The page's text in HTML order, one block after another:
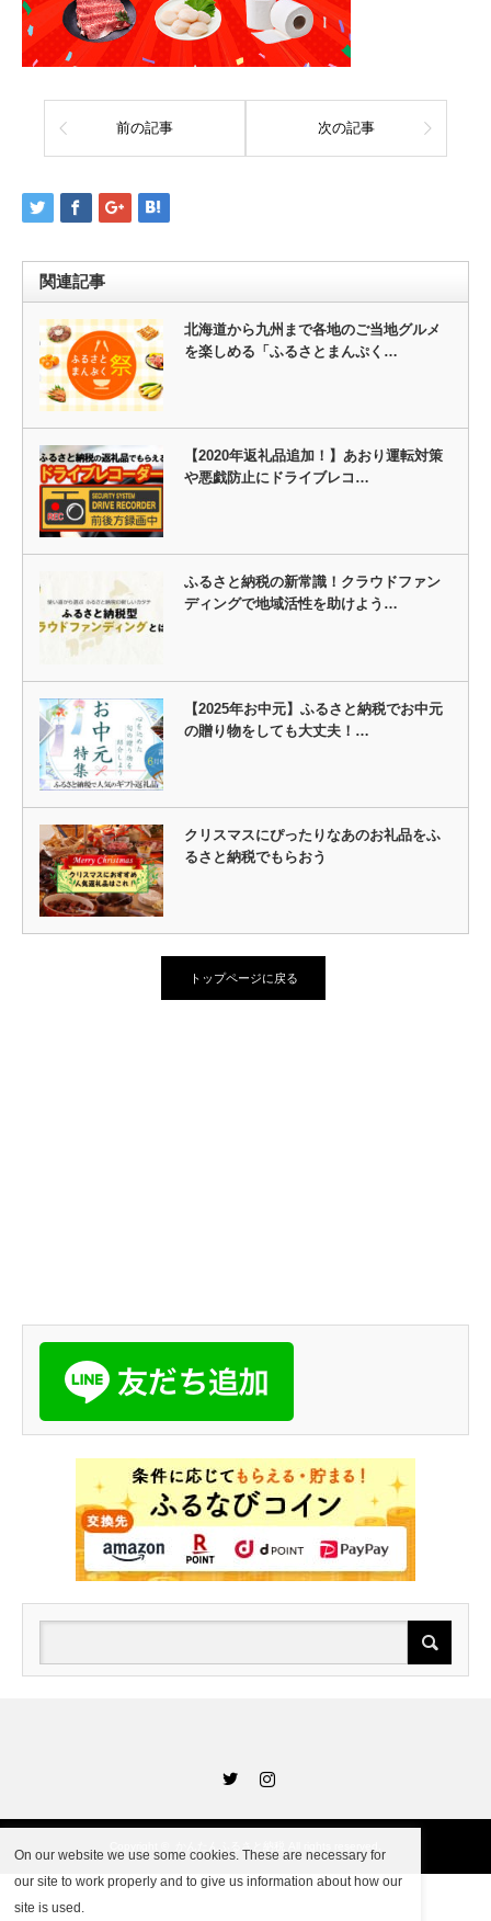
前の記事 次の記事
関連記事
北海道から九州まで各地のご当地グルメ
を楽しめる「ふるさとまんぷく…
【2020年返礼品追加！】あおり運転対策
や悪戯防止にドライブレコ…
ふるさと納税の新常識！クラウドファン
ディングで地域活性を助けよう…
【2025年お中元】ふるさと納税でお中元
の贈り物をしても大丈夫！…
クリスマスにぴったりなあのお礼品をふ
るさと納税でもらおう
トップページに戻る
On our website we use some cookies. These are necessary for
our site to work properly and to give us information about how our
site is used.